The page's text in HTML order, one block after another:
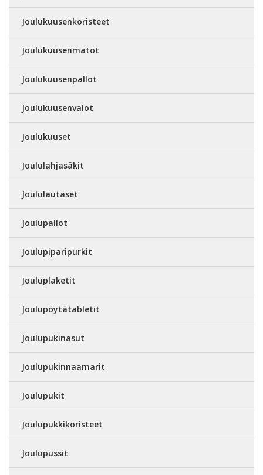
Joulukuusenkoristeet
Joulukuusenmatot
Joulukuusenpallot
Joulukuusenvalot
Joulukuuset
Joululahjasäkit
Joululautaset
Joulupallot
Joulupiparipurkit
Jouluplaketit
Joulupöytätabletit
Joulupukinasut
Joulupukinnaamarit
Joulupukit
Joulupukkikoristeet
Joulupussit